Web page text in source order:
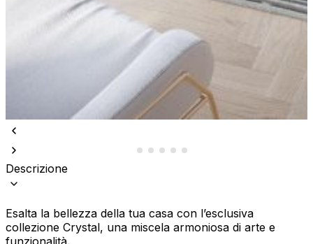
Descrizione
Esalta la bellezza della tua casa con l’esclusiva
collezione Crystal, una miscela armoniosa di arte e
funzionalità.